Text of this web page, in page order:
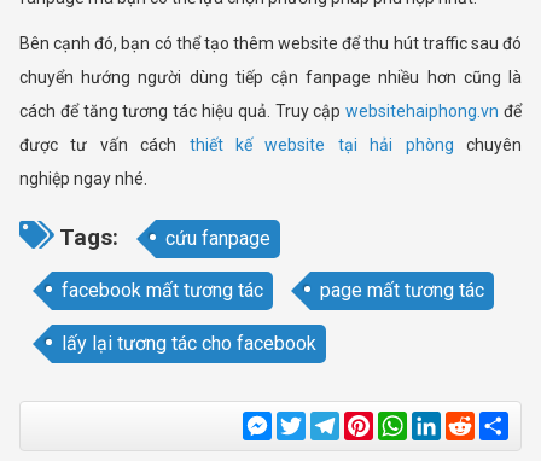
Bên cạnh đó, bạn có thể tạo thêm website để thu hút traffic sau đó
chuyển hướng người dùng tiếp cận fanpage nhiều hơn cũng là
cách để tăng tương tác hiệu quả. Truy cậpwebsitehaiphong.vn để
được tư vấn cách thiết kế website tại hải phòng chuyên
nghiệp ngay nhé.
Tags: cứu fanpage
facebook mất tương tác page mất tương tác
lấy lại tương tác cho facebook
Messenger
TwitterTelegram
Pinterest
WhatsApp
LinkedIn
Reddit